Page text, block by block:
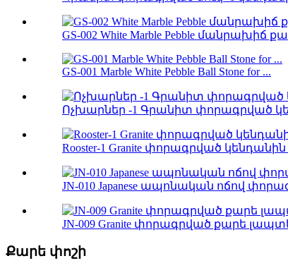
GS-002 White Marble Pebble մանրախիճ
GS-001 Marble White Pebble Ball Stone for ...
Ոչխարներ -1 Գրանիտ փորագրված
Rooster-1 Granite փորագրված կենդանին
JN-010 Japanese ապոնական ոճով
JN-009 Granite փորագրված քարե
Քարե փոշի